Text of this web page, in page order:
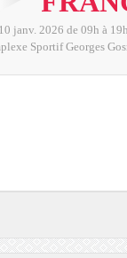
10 janv. 2026 de 09h à 19h
Sportif Georges